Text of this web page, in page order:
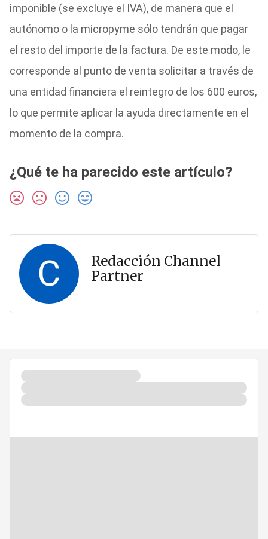
imponible (se excluye el IVA), de manera que el
autónomo o la micropyme sólo tendrán que pagar
el resto del importe de la factura. De este modo, le
corresponde al punto de venta solicitar a través de
una entidad financiera el reintegro de los 600 euros,
lo que permite aplicar la ayuda directamente en el
momento de la compra.
¿Qué te ha parecido este artículo?
C
Redacción Channel
Partner